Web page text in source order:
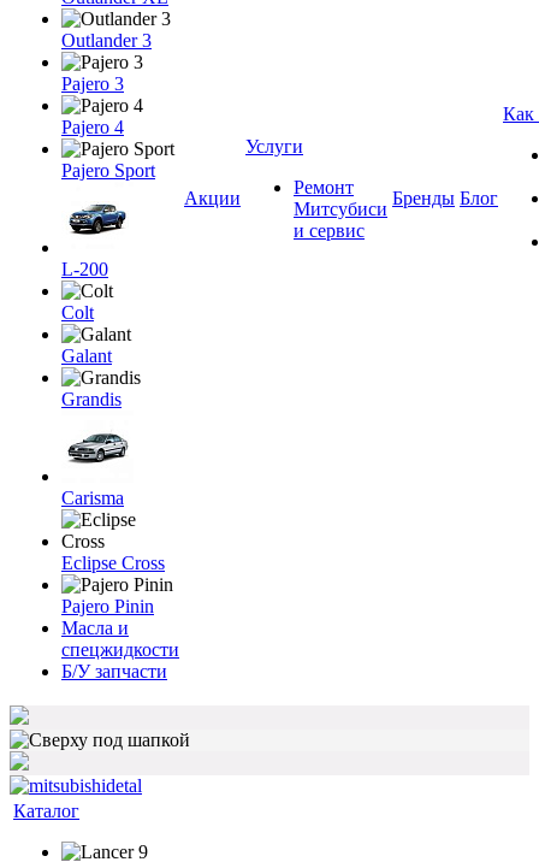
Outlander 3
Pajero 3
Pajero 4
Pajero Sport
L-200
Colt
Galant
Grandis
Carisma
Eclipse Cross
Pajero Pinin
Масла и
спецжидкости
Б/У запчасти
Акции
Услуги
Ремонт
Митсубиси
и сервис
Бренды Блог
Как
Каталог